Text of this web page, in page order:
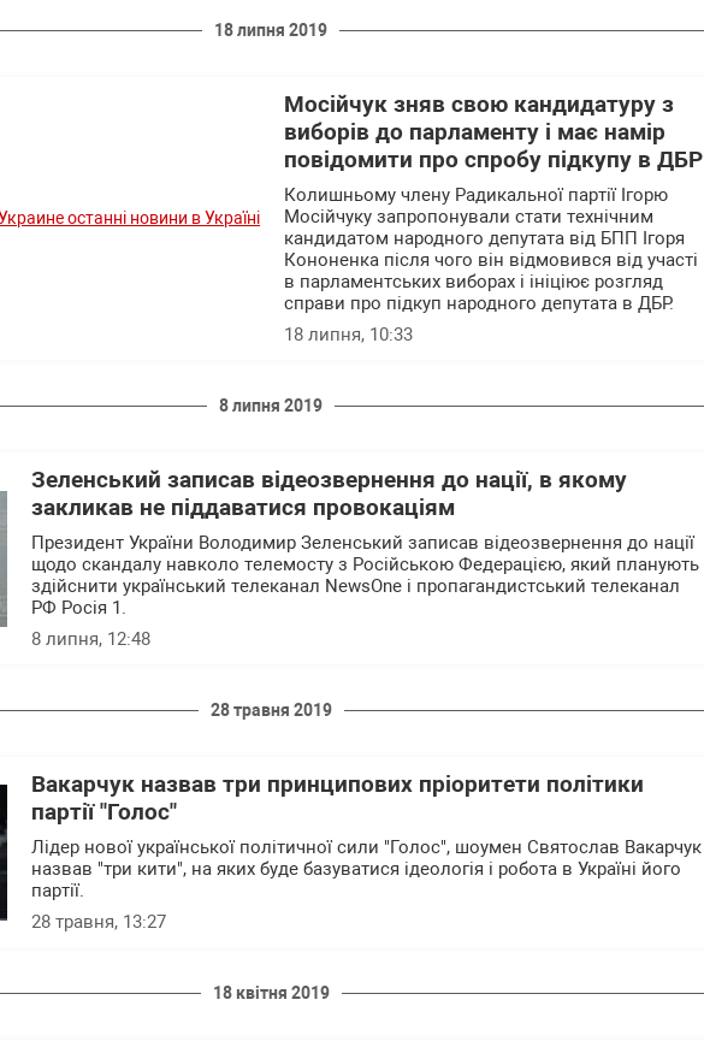
18 липня 2019
Мосійчук зняв свою кандидатуру з
виборів до парламенту і має намір
повідомити про спробу підкупу в ДБР
Колишньому члену Радикальної партії Ігорю
Мосійчуку запропонували стати технічним
кандидатом народного депутата від БПП Ігоря
Кононенка після чого він відмовився від участі
в парламентських виборах і ініціює розгляд
справи про підкуп народного депутата в ДБР.
18 липня, 10:33
8 липня 2019
Зеленський записав відеозвернення до нації, в якому
закликав не піддаватися провокаціям
Президент України Володимир Зеленський записав відеозвернення до нації
щодо скандалу навколо телемосту з Російською Федерацією, який планують
здійснити український телеканал NewsOne і пропагандистський телеканал
РФ Росія 1.
8 липня, 12:48
28 травня 2019
Вакарчук назвав три принципових пріоритети політики
партії "Голос"
Лідер нової української політичної сили "Голос", шоумен Святослав Вакарчук
назвав "три кити", на яких буде базуватися ідеологія і робота в Україні його
партії.
28 травня, 13:27
18 квітня 2019